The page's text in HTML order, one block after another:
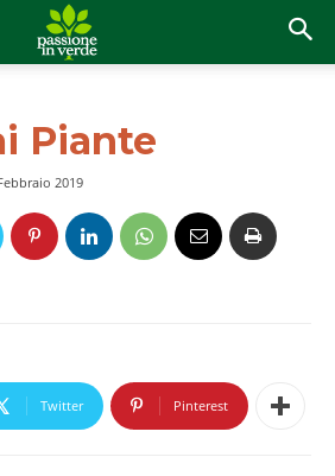
Piante
2019
Twitter Pinterest